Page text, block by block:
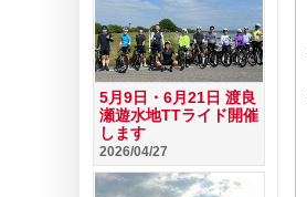
5月9日・6月21日 渡良
瀬遊水地TTライド開催
します
2026/04/27